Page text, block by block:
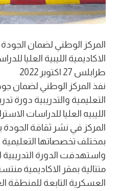
المركز الوطني لضمان
الاكاديمية الليبية العليا
طرابلس 27 اكتوبر 2022
نفذ المركز الوطني لضمان
التعليمية والتدريبية دورة
الليبيه العليا للدراسات
المركز في نشر ثقافة
بمختلف تخصصاتها التعليمية
واستهدفت الدورة التدريبية
متتالية بمقر الاكاديمية
العسكرية التابعة للمنطقة